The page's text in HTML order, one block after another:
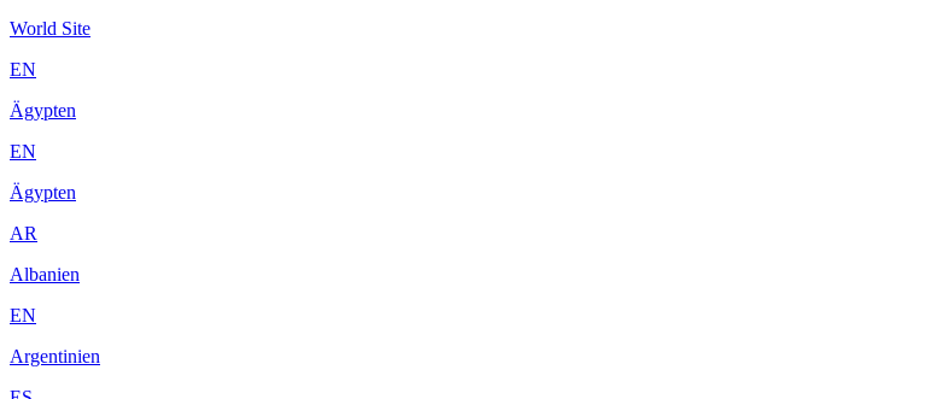
World Site
EN
Ägypten
EN
Ägypten
AR
Albanien
EN
Argentinien